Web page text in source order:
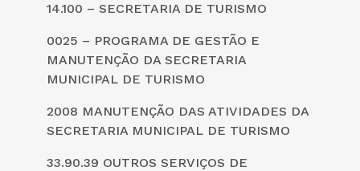
14.100 – SECRETARIA DE TURISMO
0025 – PROGRAMA DE GESTÃO E
MANUTENÇÃO DA SECRETARIA
MUNICIPAL DE TURISMO
2008 MANUTENÇÃO DAS ATIVIDADES DA
SECRETARIA MUNICIPAL DE TURISMO
33.90.39 OUTROS SERVIÇOS DE